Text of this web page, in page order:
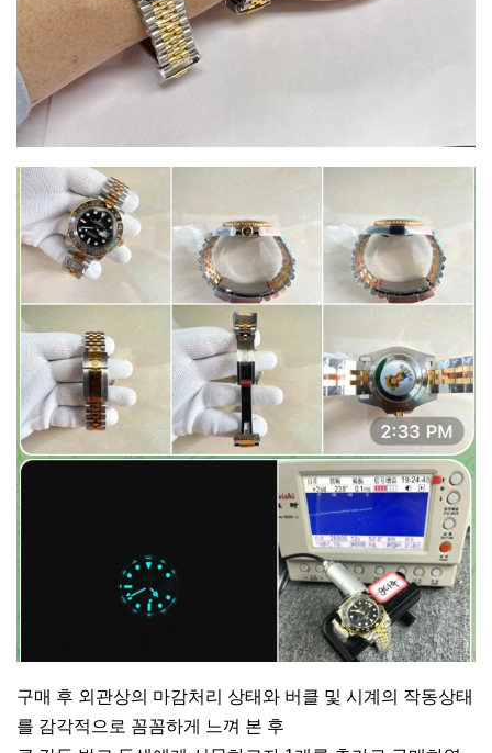
구매 후 외관상의 마감처리 상태와 버클 및 시계의 작동상태
를 감각적으로 꼼꼼하게 느껴 본 후